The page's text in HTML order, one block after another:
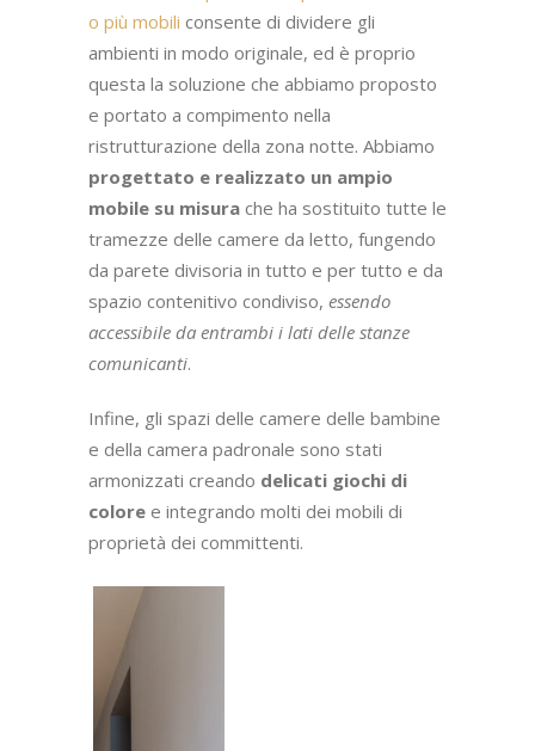
o più mobili consente di dividere gli
ambienti in modo originale, ed è proprio
questa la soluzione che abbiamo proposto
e portato a compimento nella
ristrutturazione della zona notte. Abbiamo
progettato e realizzato un ampio
mobile su misura che ha sostituito tutte le
tramezze delle camere da letto, fungendo
da parete divisoria in tutto e per tutto e da
spazio contenitivo condiviso, essendo
accessibile da entrambi i lati delle stanze
comunicanti.
Infine, gli spazi delle camere delle bambine
e della camera padronale sono stati
armonizzati creando delicati giochi di
colore e integrando molti dei mobili di
proprietà dei committenti.